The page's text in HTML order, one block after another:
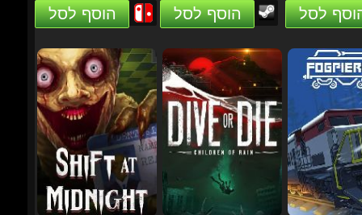
-11%
₪47.25
₪42.27
Shift At Midnight
-42%
₪85.09
₪49.54
DIVE or DIE - Children
of Rain
-18%
Fogpiercer